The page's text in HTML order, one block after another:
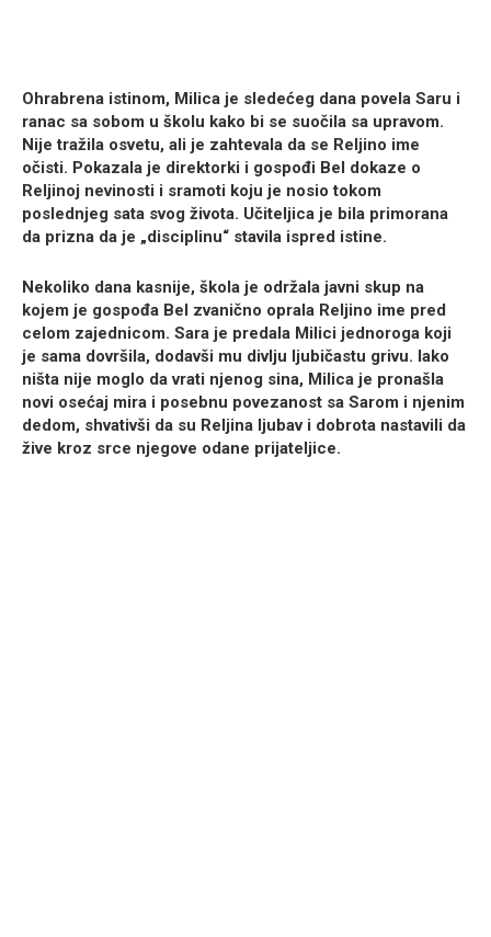
Ohrabrena istinom, Milica je sledećeg dana povela Saru i
ranac sa sobom u školu kako bi se suočila sa upravom.
Nije tražila osvetu, ali je zahtevala da se Reljino ime
očisti. Pokazala je direktorki i gospođi Bel dokaze o
Reljinoj nevinosti i sramoti koju je nosio tokom
poslednjeg sata svog života. Učiteljica je bila primorana
da prizna da je „disciplinu“ stavila ispred istine.
Nekoliko dana kasnije, škola je održala javni skup na
kojem je gospođa Bel zvanično oprala Reljino ime pred
celom zajednicom. Sara je predala Milici jednoroga koji
je sama dovršila, dodavši mu divlju ljubičastu grivu. Iako
ništa nije moglo da vrati njenog sina, Milica je pronašla
novi osećaj mira i posebnu povezanost sa Sarom i njenim
dedom, shvativši da su Reljina ljubav i dobrota nastavili da
žive kroz srce njegove odane prijateljice.